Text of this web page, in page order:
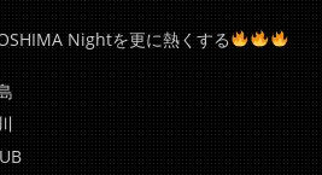
Nightを更に熱くする